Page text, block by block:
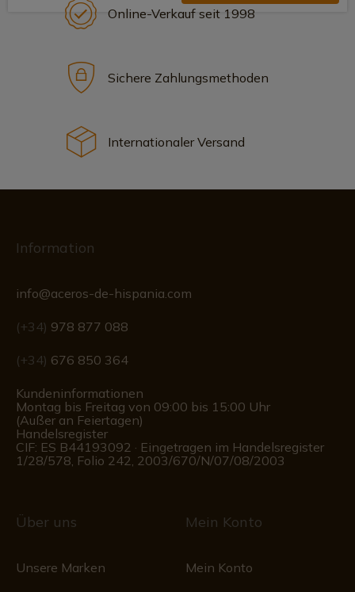
Online-Verkauf seit 1998
Sichere Zahlungsmethoden
Internationaler Versand
Information
info@aceros-de-hispania.com
(+34) 978 877 088
(+34) 676 850 364
Kundeninformationen
Montag bis Freitag von 09:00 bis 15:00 Uhr
(Außer an Feiertagen)
Handelsregister
CIF: ES B44193092 · Eingetragen im Handelsregister
1/28/578, Folio 242, 2003/670/N/07/08/2003
Über uns
Unsere Marken
Mein Konto
Mein Konto